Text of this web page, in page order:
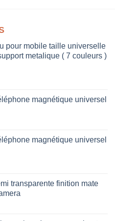
pour mobile taille universelle
metalique ( 7 couleurs )
magnétique universel
magnétique universel
transparente finition mate